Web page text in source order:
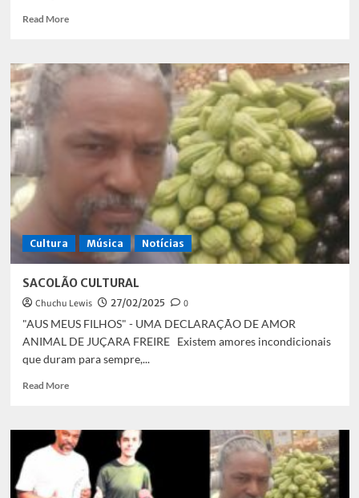
Read MoreRead
LITERASOM-
SUA
E
Cultura Música Notícias
SACOLÃO CULTURAL
Chuchu Lewis 27/02/2025
0
"AUS MEUS FILHOS" - UMA DECLARAÇÃO DE AMOR
ANIMAL DE JUÇARA FREIRE Existem amores incondicionais
que duram para sempre,...
Read MoreRead
SACOLÃO
CULTURAL